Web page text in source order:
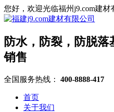
您好，欢迎光临福州j9.com建材
防水，防裂，防脱
销售
全国服务热线： 400-8888-417
首页
关于我们